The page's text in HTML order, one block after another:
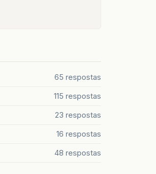
65 respostas
115 respostas
23 respostas
16 respostas
48 respostas